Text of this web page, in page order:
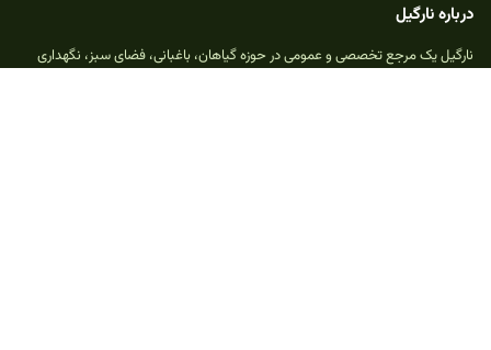
درباره نارگیل
نارگیل یک مرجع تخصصی و عمومی در حوزه گیاهان، باغبانی، فضای سبز، نگهداری